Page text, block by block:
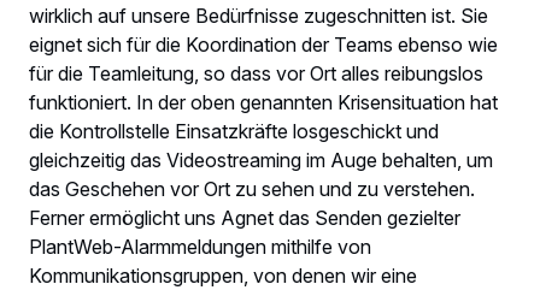
wirklich auf unsere Bedürfnisse zugeschnitten ist. Sie
eignet sich für die Koordination der Teams ebenso wie
für die Teamleitung, so dass vor Ort alles reibungslos
funktioniert. In der oben genannten Krisensituation hat
die Kontrollstelle Einsatzkräfte losgeschickt und
gleichzeitig das Videostreaming im Auge behalten, um
das Geschehen vor Ort zu sehen und zu verstehen.
Ferner ermöglicht uns Agnet das Senden gezielter
PlantWeb-Alarmmeldungen mithilfe von
Kommunikationsgruppen, von denen wir eine